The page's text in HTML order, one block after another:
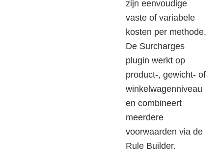
zijn eenvoudige
vaste of variabele
kosten per methode.
De Surcharges
plugin werkt op
product-, gewicht- of
winkelwagenniveau
en combineert
meerdere
voorwaarden via de
Rule Builder.